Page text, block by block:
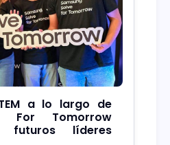
a lo largo de
For Tomorrow
líderes